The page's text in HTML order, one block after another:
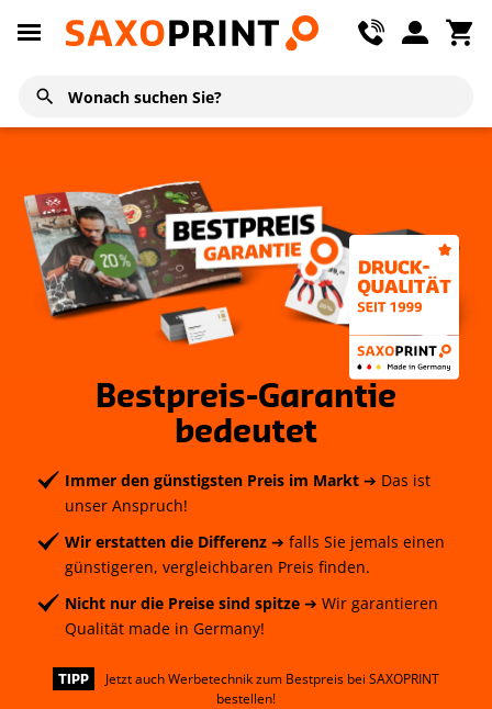
Bestpreis-Garantie
bedeutet
Immer den günstigsten Preis im Markt➔ Das ist
unser Anspruch!
Wir erstatten die Differenz➔ falls Sie jemals einen
günstigeren, vergleichbaren Preis finden.
Nicht nur die Preise sind spitze➔ Wir garantieren
Qualität made in Germany!
TIPP
Jetzt auch Werbetechnik zum Bestpreis bei SAXOPRINT
bestellen!